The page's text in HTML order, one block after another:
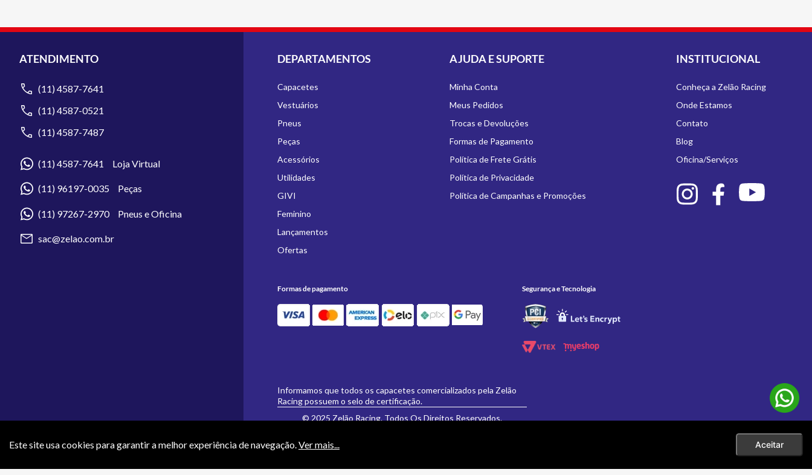
Este site usa cookies para garantir a melhor experiência de navegação.Ver mais... Aceitar
ATENDIMENTO
(11) 4587-7641
(11) 4587-0521
(11) 4587-7487
(11) 4587-7641 Loja Virtual
(11) 96197-0035 Peças
(11) 97267-2970 Pneus e Oficina
sac@zelao.com.br
DEPARTAMENTOS
Capacetes
Vestuários
Pneus
Peças
Acessórios
Utilidades
GIVI
Feminino
Lançamentos
Ofertas
AJUDA E SUPORTE
Minha Conta
Meus Pedidos
Trocas e Devoluções
Formas de Pagamento
Política de Frete Grátis
Política de Privacidade
Política de Campanhas e Promoções
INSTITUCIONAL
Conheça a Zelão Racing
Onde Estamos
Contato
Blog
Oficina/Serviços
Formas de pagamento Segurança e Tecnologia
Informamos que todos os capacetes comercializados pela Zelão
Racing possuem o selo de certificação.
© 2025 Zelão Racing. Todos Os Direitos Reservados.
efetivamente formulados e aceitos não se aplicarão eventuais alterações posteriores de preço. |